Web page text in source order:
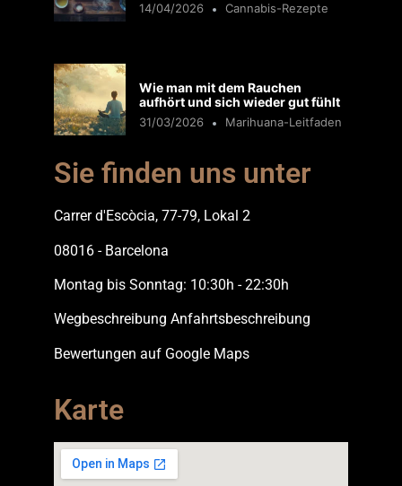
14/04/2026 Cannabis-Rezepte
Wie man mit dem Rauchen
aufhört und sich wieder gut fühlt
31/03/2026 Marihuana-Leitfaden
Sie finden uns unter
Carrer d'Escòcia, 77-79, Lokal 2
08016 - Barcelona
Montag bis Sonntag: 10:30h - 22:30h
Wegbeschreibung Anfahrtsbeschreibung
Bewertungen auf Google Maps
Karte